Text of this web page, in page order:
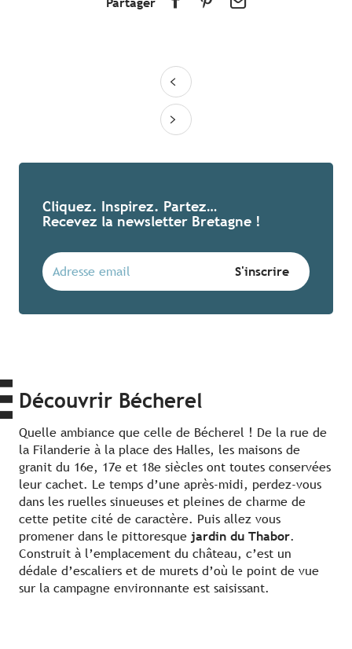
Partager
Cliquez. Inspirez. Partez…
Recevez la newsletter Bretagne !
Découvrir Bécherel
Quelle ambiance que celle de Bécherel ! De la rue de
la Filanderie à la place des Halles, les maisons de
granit du 16e, 17e et 18e siècles ont toutes conservées
leur cachet. Le temps d’une après-midi, perdez-vous
dans les ruelles sinueuses et pleines de charme de
cette petite cité de caractère. Puis allez vous
promener dans le pittoresque jardin du Thabor.
Construit à l’emplacement du château, c’est un
dédale d’escaliers et de murets d’où le point de vue
sur la campagne environnante est saisissant.